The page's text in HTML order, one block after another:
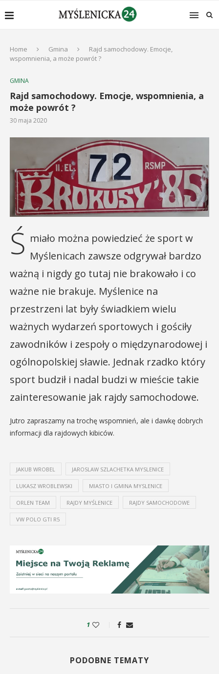
Home Gmina
Rajd samochodowy. Emocje,
wspomnienia, a może powrót ?
GMINA
Rajd samochodowy. Emocje, wspomnienia, a
może powrót ?
30 maja 2020
Ś miało można powiedzieć że sport w
Myślenicach zawsze odgrywał bardzo
ważną i nigdy go tutaj nie brakowało i co
ważne nie brakuje. Myślenice na
przestrzeni lat były świadkiem wielu
ważnych wydarzeń sportowych i gościły
zawodników i zespoły o międzynarodowej i
ogólnopolskiej sławie. Jednak rzadko który
sport budził i nadal budzi w mieście takie
zainteresowanie jak rajdy samochodowe.
Jutro zapraszamy na trochę wspomnień, ale i dawkę dobrych
informacji dla rajdowych kibiców.
JAKUB WROBEL JAROSLAW SZLACHETKA MYSLENICE
LUKASZ WROBLEWSKI MIASTO I GMINA MYSLENICE
ORLEN TEAM RAJDY MYŚLENICE RAJDY SAMOCHODOWE
VW POLO GTI R5
1
PODOBNE TEMATY